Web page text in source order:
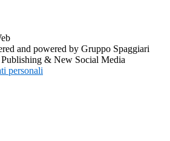
and powered by Gruppo Spaggiari
& New Social Media
personali